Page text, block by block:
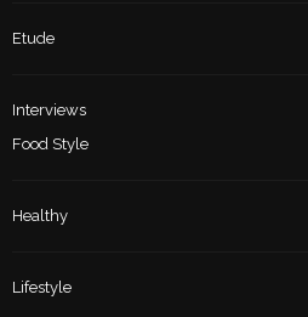
Etude
Interviews
Food Style
Healthy
Lifestyle